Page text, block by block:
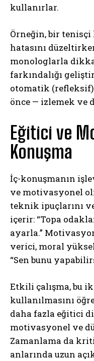
kullanırlar.
Örneğin, bir
hatasını
monologlarla
farkındalığı
otomatik
önce — izlemek ve
Eğitici ve
Konuşma
İç-konuşmanın
ve motivasyonel
teknik ipuçlarını
içerir: “Topa
ayarla.”
verici, moral
“Sen bunu
Etkili çalışma, bu
kullanılmasını
daha fazla eğitici
motivasyonel ve
Zamanlama da
anlarında uzun